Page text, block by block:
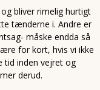
bliver rimelig hurtigt
tænderne i. Andre er
måske endda så
for kort, hvis vi ikke
tid inden vejret og
derud.